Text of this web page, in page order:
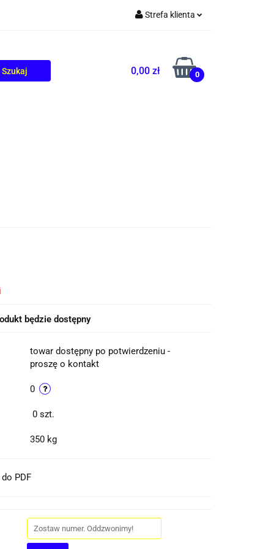
Strefa klienta
Zarejestruj się
Dodaj zgłoszenie
0,00 zł 0
będzie dostępny
towar dostępny po potwierdzeniu -
proszę o kontakt
0
0 szt.
350 kg
PDF